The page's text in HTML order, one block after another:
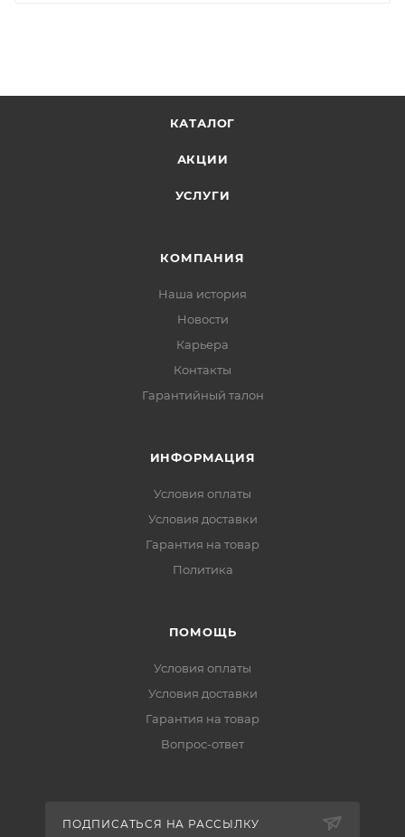
КАТАЛОГ
АКЦИИ
УСЛУГИ
КОМПАНИЯ
Наша история
Новости
Карьера
Контакты
Гарантийный талон
ИНФОРМАЦИЯ
Условия оплаты
Условия доставки
Гарантия на товар
Политика
ПОМОЩЬ
Условия оплаты
Условия доставки
Гарантия на товар
Вопрос-ответ
ПОДПИСАТЬСЯ НА РАССЫЛКУ